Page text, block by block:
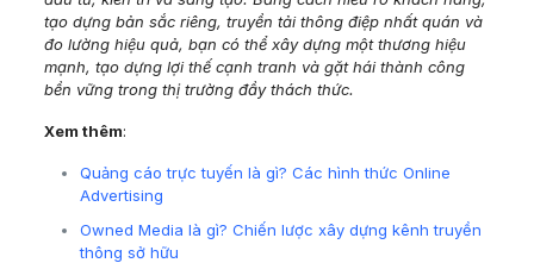
tạo dựng bản sắc riêng, truyền tải thông điệp nhất quán và
đo lường hiệu quả, bạn có thể xây dựng một thương hiệu
mạnh, tạo dựng lợi thế cạnh tranh và gặt hái thành công
bền vững trong thị trường đầy thách thức.
Xem thêm:
Quảng cáo trực tuyến là gì? Các hình thức Online
Advertising
Owned Media là gì? Chiến lược xây dựng kênh truyền
thông sở hữu